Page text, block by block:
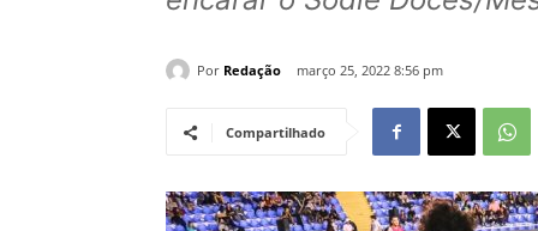
Por Redação março 25, 2022 8:56 pm
Compartilhado